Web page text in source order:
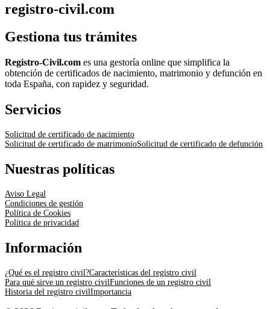
registro-civil.com
Gestiona tus trámites
Registro-Civil.com es una gestoría online que simplifica la
obtención de certificados de nacimiento, matrimonio y defunción en
toda España, con rapidez y seguridad.
Servicios
Solicitud de certificado de nacimiento
Solicitud de certificado de matrimonioSolicitud de certificado de defunción
Nuestras políticas
Aviso Legal
Condiciones de gestión
Política de Cookies
Política de privacidad
Información
¿Qué es el registro civil?Características del registro civil
Para qué sirve un registro civilFunciones de un registro civil
Historia del registro civilImportancia